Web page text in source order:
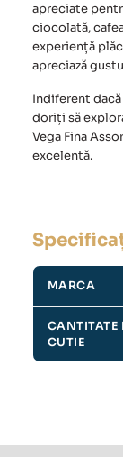
apreciate
ciocolată,
experiență
apreciază
Indiferent
doriți să
Vega Fina
excelentă.
MARCA
CANTITATE
CUTIE